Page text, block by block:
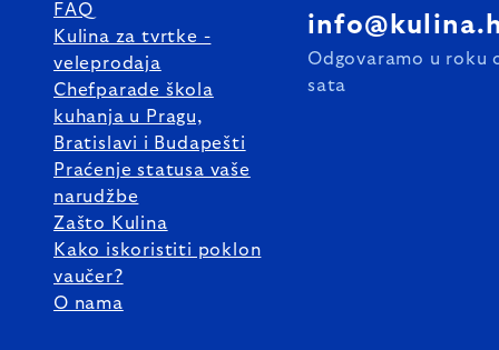
FAQ
Kulina za tvrtke -
veleprodaja
Chefparade škola
kuhanja u Pragu,
Bratislavi i Budapešti
Praćenje statusa vaše
narudžbe
Zašto Kulina
Kako iskoristiti poklon
vaučer?
O nama
Odgovaramo u roku
sata